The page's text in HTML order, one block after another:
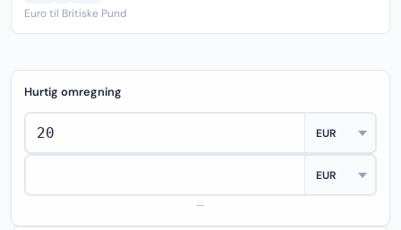
Euro til Britiske Pund
Hurtig omregning
—